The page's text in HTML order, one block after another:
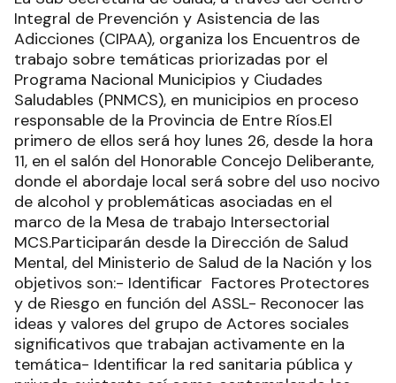
Integral de Prevención y Asistencia de las
Adicciones (CIPAA), organiza los Encuentros de
trabajo sobre temáticas priorizadas por el
Programa Nacional Municipios y Ciudades
Saludables (PNMCS), en municipios en proceso
responsable de la Provincia de Entre Ríos.El
primero de ellos será hoy lunes 26, desde la hora
11, en el salón del Honorable Concejo Deliberante,
donde el abordaje local será sobre del uso nocivo
de alcohol y problemáticas asociadas en el
marco de la Mesa de trabajo Intersectorial
MCS.Participarán desde la Dirección de Salud
Mental, del Ministerio de Salud de la Nación y los
objetivos son:- Identificar Factores Protectores
y de Riesgo en función del ASSL- Reconocer las
ideas y valores del grupo de Actores sociales
significativos que trabajan activamente en la
temática- Identificar la red sanitaria pública y